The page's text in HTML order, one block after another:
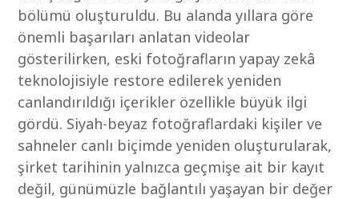
bölümü oluşturuldu. Bu alanda yıllara göre
önemli başarıları anlatan videolar
gösterilirken, eski fotoğrafların yapay zekâ
teknolojisiyle restore edilerek yeniden
canlandırıldığı içerikler özellikle büyük ilgi
gördü. Siyah-beyaz fotoğraflardaki kişiler ve
sahneler canlı biçimde yeniden oluşturularak,
şirket tarihinin yalnızca geçmişe ait bir kayıt
değil, günümüzle bağlantılı yaşayan bir değer